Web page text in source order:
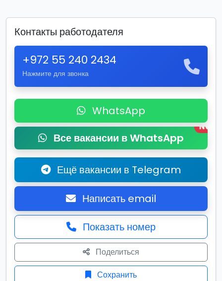
Контакты работодателя
+972 55 240 2434
Нажмите для звонка
WhatsApp
Все вакансии в WhatsApp
New
Ещё вакансии в Telegram
Написать email
Показать номер
Поделиться
Сохранить